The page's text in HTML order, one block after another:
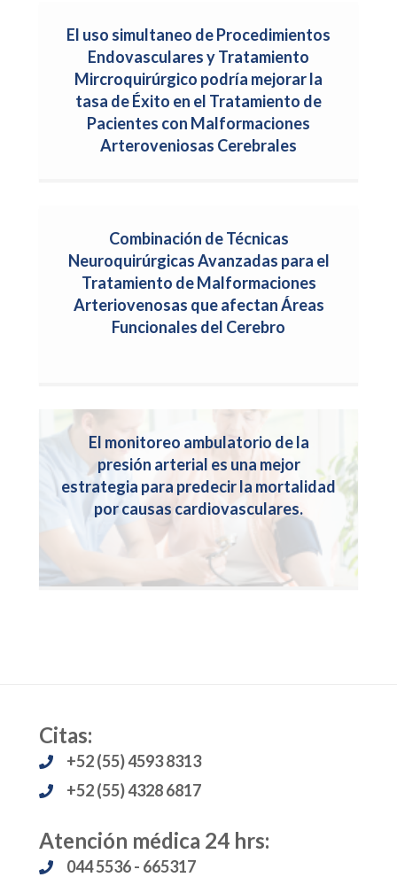
El uso simultaneo de Procedimientos
Endovasculares y Tratamiento
Mircroquirúrgico podría mejorar la
tasa de Éxito en el Tratamiento de
Pacientes con Malformaciones
Arteroveniosas Cerebrales
Combinación de Técnicas
Neuroquirúrgicas Avanzadas para el
Tratamiento de Malformaciones
Arteriovenosas que afectan Áreas
Funcionales del Cerebro
El monitoreo ambulatorio de la
presión arterial es una mejor
estrategia para predecir la mortalidad
por causas cardiovasculares.
Citas:
+52 (55) 4593 8313
+52 (55) 4328 6817
Atención médica 24 hrs:
044 5536 - 665317